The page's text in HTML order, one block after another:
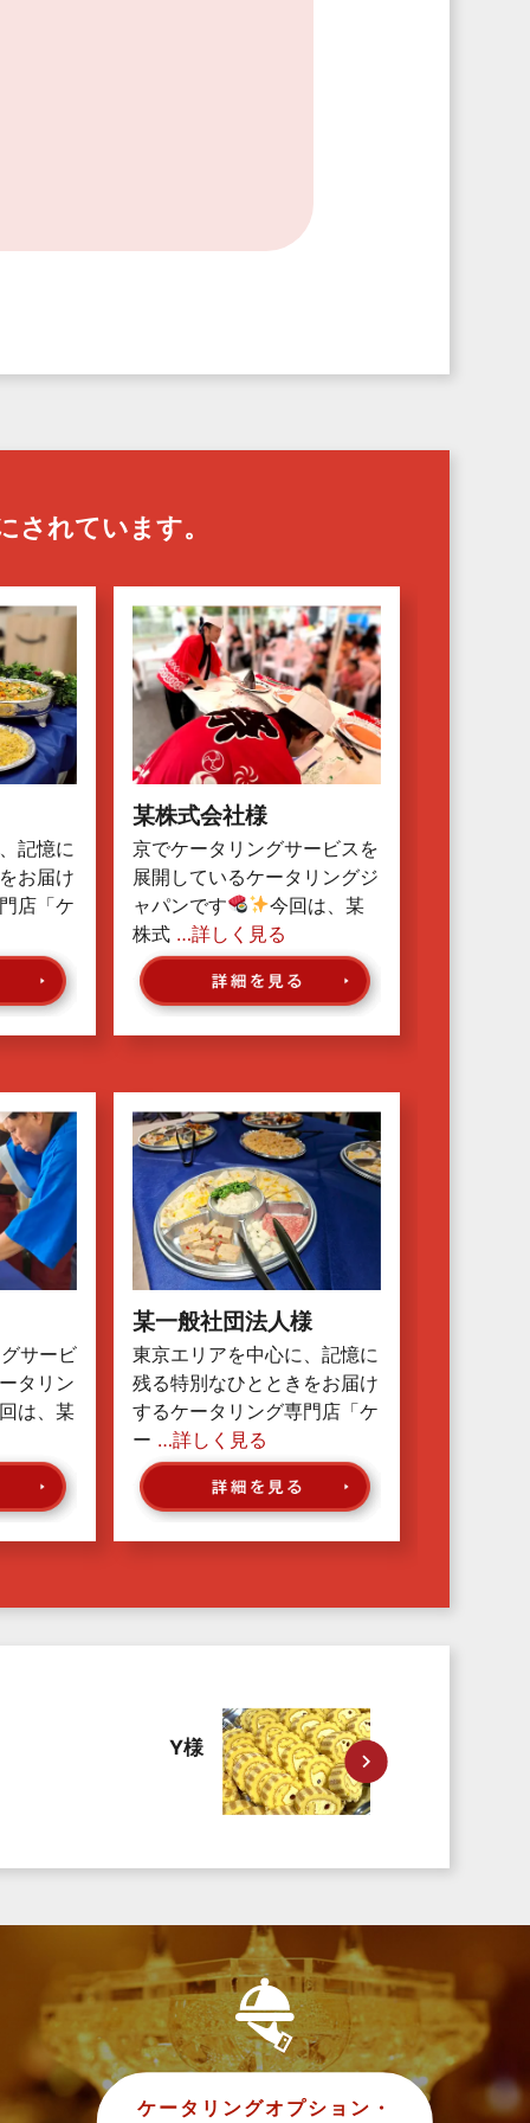
されています。
記憶に
お届け
店「ケ
某株式会社様
京でケータリングサービスを
展開しているケータリングジ
ャパンです
今回は、某
株式 …詳しく見る
サービ
タリン
は、某
某一般社団法人様
東京エリアを中心に、記憶に
残る特別なひとときをお届け
するケータリング専門店「ケ
ー …詳しく見る
Y様
ケータリングオプション・